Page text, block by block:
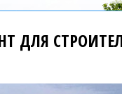
ДЛЯ